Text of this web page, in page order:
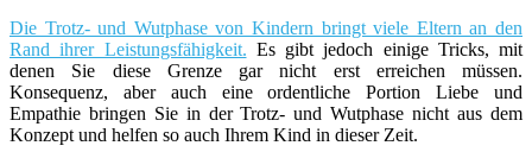
Die Trotz- und Wutphase von Kindern bringt viele Eltern an den
Rand ihrer Leistungsfähigkeit. Es gibt jedoch einige Tricks, mit
denen Sie diese Grenze gar nicht erst erreichen müssen.
Konsequenz, aber auch eine ordentliche Portion Liebe und
Empathie bringen Sie in der Trotz- und Wutphase nicht aus dem
Konzept und helfen so auch Ihrem Kind in dieser Zeit.